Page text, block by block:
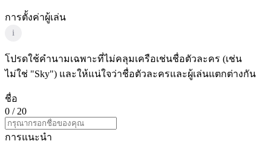
การตั้งค่าผู้เล่น
i
โปรดใช้คำนามเฉพาะที่ไม่คลุมเครือเช่นชื่อตัวละคร (เช่น
ไม่ใช่ "Sky") และให้แน่ใจว่าชื่อตัวละครและผู้เล่นแตกต่างกัน
ชื่อ
0 / 20
การแนะนำ